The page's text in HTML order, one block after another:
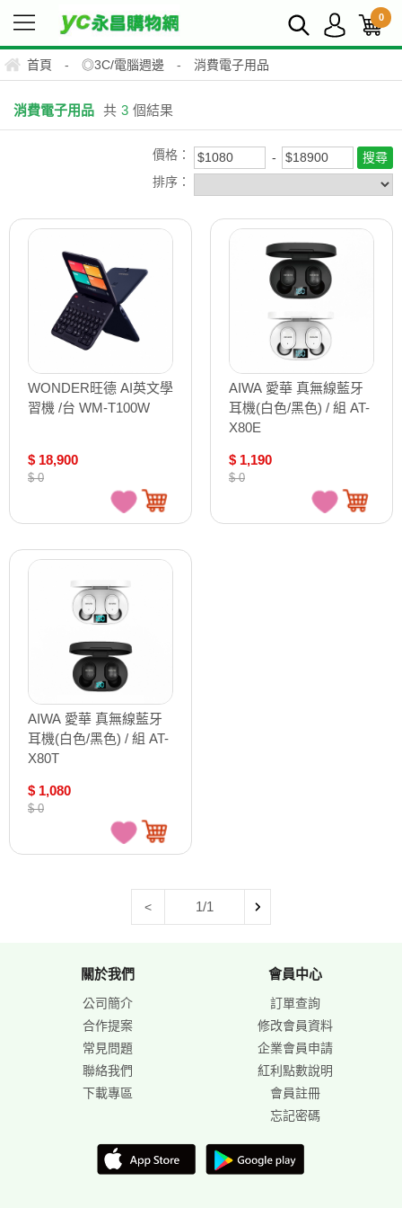
0
首頁 - ◎3C/電腦週邊 - 消費電子用品
消費電子用品 共 3 個結果
價格：
排序：
WONDER旺德 AI英文學
習機 /台 WM-T100W
$ 18,900
$ 0
AIWA 愛華 真無線藍牙
耳機(白色/黑色) / 組 AT-
X80E
$ 1,190
$ 0
AIWA 愛華 真無線藍牙
耳機(白色/黑色) / 組 AT-
X80T
$ 1,080
$ 0
< 1/1
關於我們
公司簡介
合作提案
常見問題
聯絡我們
下載專區
會員中心
訂單查詢
修改會員資料
企業會員申請
紅利點數說明
會員註冊
忘記密碼